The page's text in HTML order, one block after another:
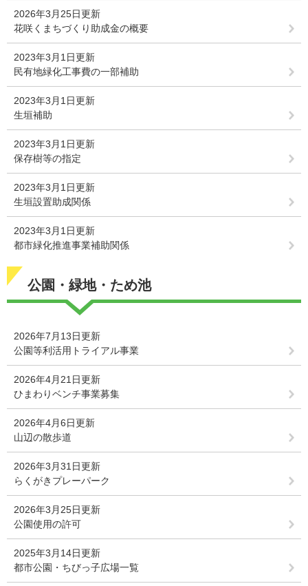
2026年3月25日更新
花咲くまちづくり助成金の概要
2023年3月1日更新
民有地緑化工事費の一部補助
2023年3月1日更新
生垣補助
2023年3月1日更新
保存樹等の指定
2023年3月1日更新
生垣設置助成関係
2023年3月1日更新
都市緑化推進事業補助関係
公園・緑地・ため池
2026年7月13日更新
公園等利活用トライアル事業
2026年4月21日更新
ひまわりベンチ事業募集
2026年4月6日更新
山辺の散歩道
2026年3月31日更新
らくがきプレーパーク
2026年3月25日更新
公園使用の許可
2025年3月14日更新
都市公園・ちびっ子広場一覧